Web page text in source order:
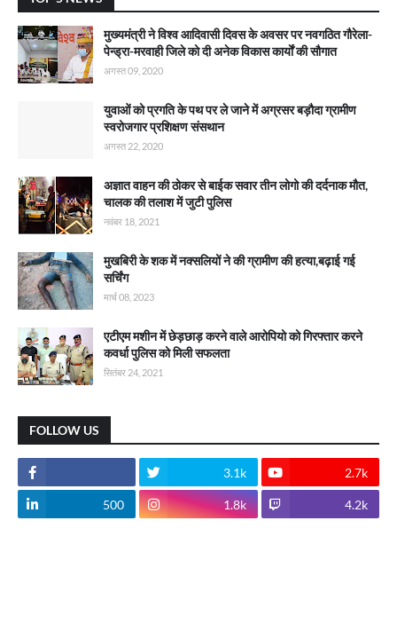
मुख्यमंत्री ने विश्व आदिवासी दिवस के अवसर पर नवगठित गौरेला-
पेन्ड्रा-मरवाही जिले को दी अनेक विकास कार्याें की सौगात
अगस्त 09, 2020
युवाओं को प्रगति के पथ पर ले जाने में अग्रसर बड़ौदा ग्रामीण
स्वरोजगार प्रशिक्षण संसथान
अगस्त 22, 2020
अज्ञात वाहन की ठोकर से बाईक सवार तीन लोगो की दर्दनाक मौत,
चालक की तलाश में जुटी पुलिस
नवंबर 18, 2021
मुखबिरी के शक में नक्सलियों ने की ग्रामीण की हत्या,बढ़ाई गई
सर्चिंग
मार्च 08, 2023
एटीएम मशीन में छेड़छाड़ करने वाले आरोपियो को गिरफ्तार करने
कवर्धा पुलिस को मिली सफलता
सितंबर 24, 2021
FOLLOW US
3.1k 2.7k
500 1.8k 4.2k